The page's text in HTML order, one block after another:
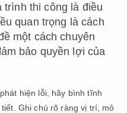
trình thi công là điều
quan trọng là cách
một cách chuyên
bảo quyền lợi của
hiện lỗi, hãy bình tĩnh
Ghi chú rõ ràng vị trí, mô